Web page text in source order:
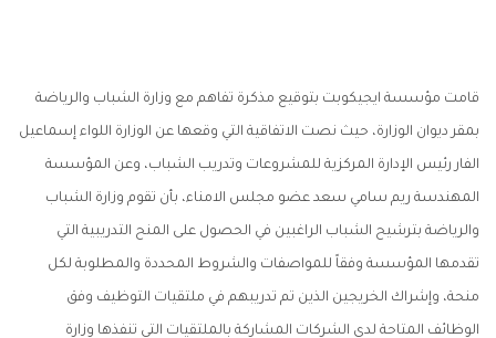
قامت مؤسسة ايجيكوبت بتوقيع مذكرة تفاهم مع وزارة الشباب والرياضة
بمقر ديوان الوزارة، حيث نصت الاتفاقية التي وقعها عن الوزارة اللواء إسماعيل
الفار رئيس الإدارة المركزية للمشروعات وتدريب الشباب، وعن المؤسسة
المهندسة ريم سامي سعد عضو مجلس الامناء، بأن تقوم وزارة الشباب
والرياضة بترشيح الشباب الراغبين في الحصول على المنح التدريبية التي
تقدمها المؤسسة وفقاً للمواصفات والشروط المحددة والمطلوبة لكل
منحة، وإشراك الخريجين الذين تم تدريبهم في ملتقيات التوظيف وفق
الوظائف المتاحة لدى الشركات المشاركة بالملتقيات التي تنفذها وزارة